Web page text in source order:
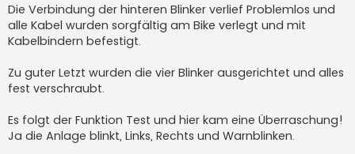
Die Verbindung der hinteren Blinker verlief Problemlos und
alle Kabel wurden sorgfältig am Bike verlegt und mit
Kabelbindern befestigt.
Zu guter Letzt wurden die vier Blinker ausgerichtet und alles
fest verschraubt.
Es folgt der Funktion Test und hier kam eine Überraschung!
Ja die Anlage blinkt, Links, Rechts und Warnblinken.